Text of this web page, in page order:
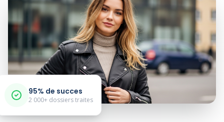
95% de succes
2 000+ dossiers traites